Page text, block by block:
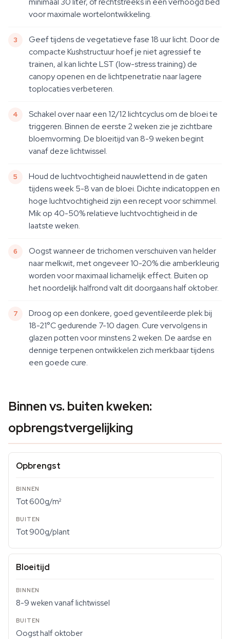
voor maximale wortelontwikkeling.
Geef tijdens de vegetatieve fase 18 uur licht. Door de
compacte Kushstructuur hoef je niet agressief te
trainen, al kan lichte LST (low-stress training) de
canopy openen en de lichtpenetratie naar lagere
toplocaties verbeteren.
Schakel over naar een 12/12 lichtcyclus om de bloei te
triggeren. Binnen de eerste 2 weken zie je zichtbare
bloemvorming. De bloeitijd van 8-9 weken begint
vanaf deze lichtwissel.
Houd de luchtvochtigheid nauwlettend in de gaten
tijdens week 5-8 van de bloei. Dichte indicatoppen en
hoge luchtvochtigheid zijn een recept voor schimmel.
Mik op 40-50% relatieve luchtvochtigheid in de
laatste weken.
Oogst wanneer de trichomen verschuiven van helder
naar melkwit, met ongeveer 10-20% die amberkleurig
worden voor maximaal lichamelijk effect. Buiten op
het noordelijk halfrond valt dit doorgaans half oktober.
Droog op een donkere, goed geventileerde plek bij
18-21°C gedurende 7-10 dagen. Cure vervolgens in
glazen potten voor minstens 2 weken. De aardse en
dennige terpenen ontwikkelen zich merkbaar tijdens
een goede cure.
Binnen vs. buiten kweken:
opbrengstvergelijking
Opbrengst
Tot 600g/m²
Tot 900g/plant
Bloeitijd
8-9 weken vanaf lichtwissel
Oogst half oktober